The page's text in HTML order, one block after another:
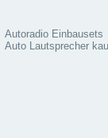
Autoradio Einbausets
Auto Lautsprecher